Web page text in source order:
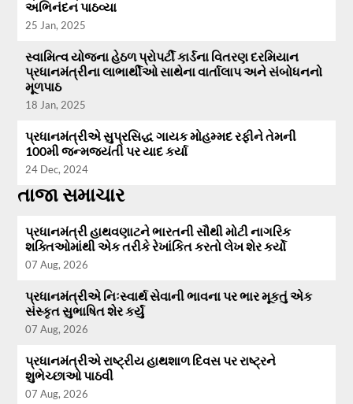
અભિનંદન પાઠવ્યા
25 Jan, 2025
સ્વામિત્વ યોજના હેઠળ પ્રોપર્ટી કાર્ડના વિતરણ દરમિયાન
પ્રધાનમંત્રીના લાભાર્થીઓ સાથેના વાર્તાલાપ અને સંબોધનનો
મૂળપાઠ
18 Jan, 2025
પ્રધાનમંત્રીએ સુપ્રસિદ્ધ ગાયક મોહમ્મદ રફીને તેમની
100મી જન્મજયંતી પર યાદ કર્યા
24 Dec, 2024
તાજા સમાચાર
પ્રધાનમંત્રી હાથવણાટને ભારતની સૌથી મોટી નાગરિક
શક્તિઓમાંથી એક તરીકે રેખાંકિત કરતો લેખ શેર કર્યો
07 Aug, 2026
પ્રધાનમંત્રીએ નિઃસ્વાર્થ સેવાની ભાવના પર ભાર મૂકતું એક
સંસ્કૃત સુભાષિત શેર કર્યું
07 Aug, 2026
પ્રધાનમંત્રીએ રાષ્ટ્રીય હાથશાળ દિવસ પર રાષ્ટ્રને
શુભેચ્છાઓ પાઠવી
07 Aug, 2026